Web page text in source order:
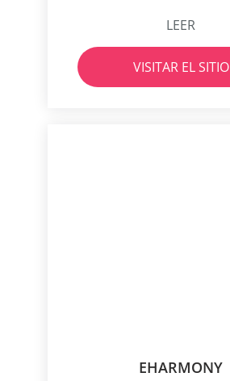
LEER
VISITAR EL SITIO
EHARMONY